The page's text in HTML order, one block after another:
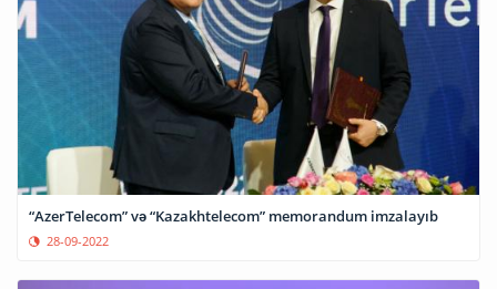
“AzerTelecom” və “Kazakhtelecom” memorandum imzalayıb
28-09-2022